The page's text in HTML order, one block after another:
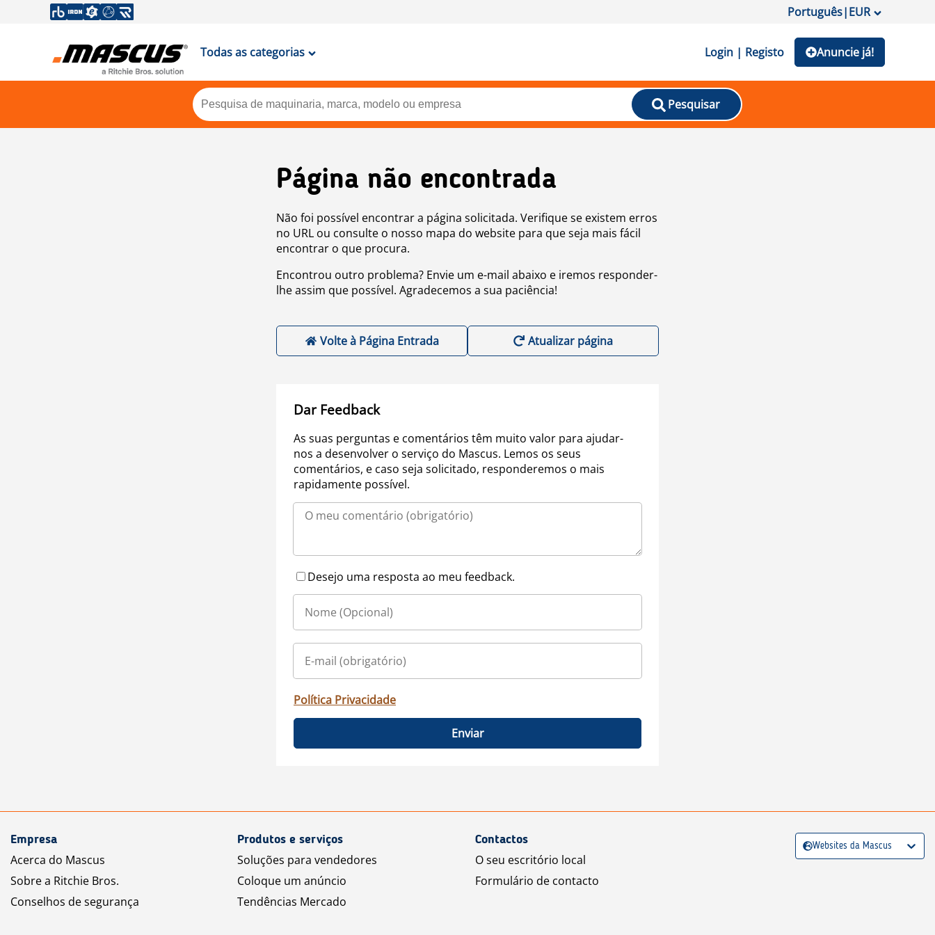
Português|EUR
Todas as categorias Login | Registo Anuncie já!
Pesquisar
Página não encontrada
Não foi possível encontrar a página solicitada. Verifique se existem erros
no URL ou consulte o nosso mapa do website para que seja mais fácil
encontrar o que procura.
Encontrou outro problema? Envie um e-mail abaixo e iremos responder-
lhe assim que possível. Agradecemos a sua paciência!
Volte à Página Entrada Atualizar página
Dar Feedback
As suas perguntas e comentários têm muito valor para ajudar-
nos a desenvolver o serviço do Mascus. Lemos os seus
comentários, e caso seja solicitado, responderemos o mais
rapidamente possível.
Desejo uma resposta ao meu feedback.
Política Privacidade
Enviar
Empresa
Acerca do Mascus
Sobre a Ritchie Bros.
Conselhos de segurança
Produtos e serviços
Soluções para vendedores
Coloque um anúncio
Tendências Mercado
Contactos
O seu escritório local
Formulário de contacto
Websites da Mascus